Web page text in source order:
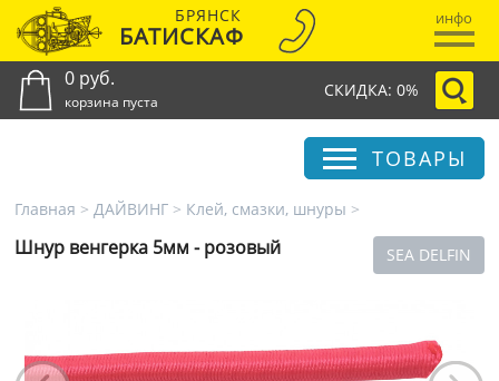
БРЯНСК
БАТИСКАФ
инфо
0 руб.
корзина пуста
СКИДКА: 0%
ТОВАРЫ
Главная > ДАЙВИНГ > Клей, смазки, шнуры >
SEA DELFIN
Шнур венгерка 5мм - розовый